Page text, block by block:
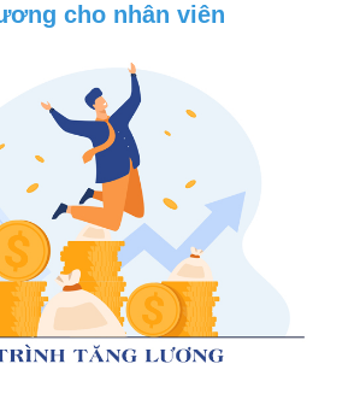
cho nhân viên